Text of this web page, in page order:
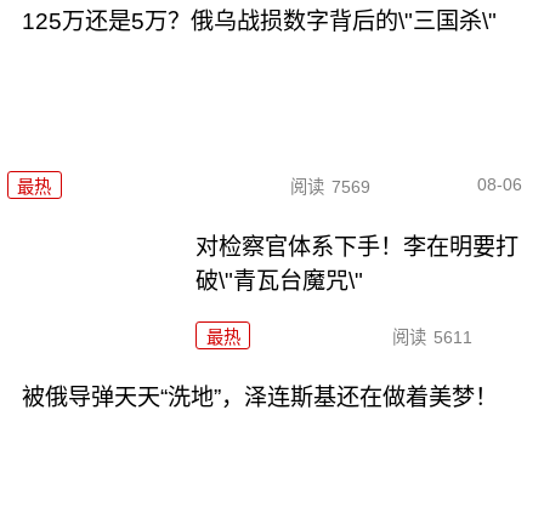
125万还是5万？俄乌战损数字背后的\"三国杀\"
最热 阅读 7569 08-06
对检察官体系下手！李在明要打
破\"青瓦台魔咒\"
最热 阅读 5611
被俄导弹天天“洗地”，泽连斯基还在做着美梦！